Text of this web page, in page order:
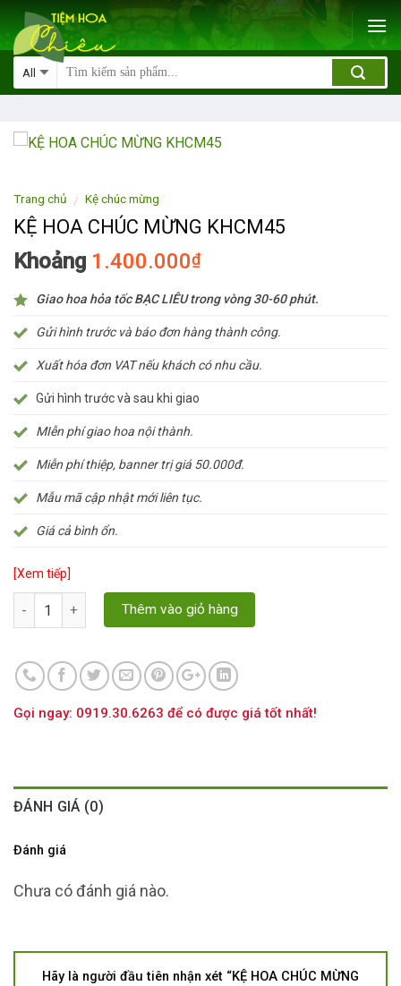
Skip
to
content
Trang chủ / Kệ chúc mừng
KỆ HOA CHÚC MỪNG KHCM45
Khoảng 1.400.000₫
Giao hoa hỏa tốc BẠC LIÊU trong vòng 30-60 phút.
Gửi hình trước và báo đơn hàng thành công.
Xuất hóa đơn VAT nếu khách có nhu cầu.
Gửi hình trước và sau khi giao
MIễn phí giao hoa nội thành.
Miễn phí thiệp, banner trị giá 50.000đ.
Mẫu mã cập nhật mới liên tục.
Giá cả bình ổn.
[Xem tiếp]
Số lượng Thêm vào giỏ hàng
Gọi ngay: 0919.30.6263 để có được giá tốt nhất!
ĐÁNH GIÁ (0)
Đánh giá
Chưa có đánh giá nào.
Hãy là người đầu tiên nhận xét “KỆ HOA CHÚC MỪNG